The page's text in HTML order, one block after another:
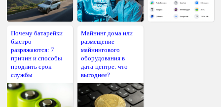
Почему батарейки
быстро
разряжаются: 7
причин и способы
продлить срок
службы
Майнинг дома или
размещение
майнингового
оборудования в
дата-центре: что
выгоднее?